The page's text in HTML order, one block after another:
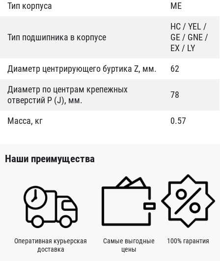
Тип корпуса ME
Тип подшипника в корпусе
HC / YEL /
GE / GNE /
EX / LY
Диаметр центрирующего буртика Z, мм.
62
Диаметр по центрам крепежных
отверстий P (J), мм.
78
Масса, кг 0.57
Наши преимущества
Оперативная курьерская
доставка
Самые выгодные
цены
100% гарантия